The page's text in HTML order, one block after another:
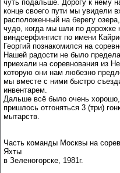
чуть подальше. Дорогу к нему
конце своего пути мы увидели
расположенный на берегу
чудо, когда мы шли по дорожке
виндсерфингист по имени
Георгий познакомился на
Нашей радости не было
приехали на соревнования из
которую они нам любезно
мы вместе с ними быстро
инвентарем.
Дальше всё было очень хорошо,
пришлось отгоняться 3 (три)
мытарств.
Часть команды Москвы на
Яхты
в Зеленогорске, 1981г.